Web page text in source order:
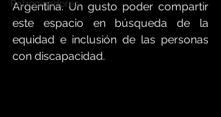
Patrocinadores
Argentina. Un gusto poder compartir
este espacio en búsqueda de la
equidad e inclusión de las personas
con discapacidad.